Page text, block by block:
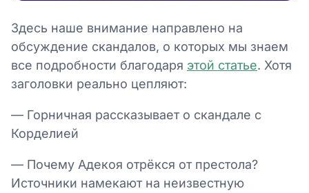
Здесь наше внимание направлено на
обсуждение скандалов, о которых мы знаем
все подробности благодаря этой статье. Хотя
заголовки реально цепляют:
— Горничная рассказывает о скандале с
Корделией
— Почему Адекоя отрёкся от престола?
Источники намекают на неизвестную